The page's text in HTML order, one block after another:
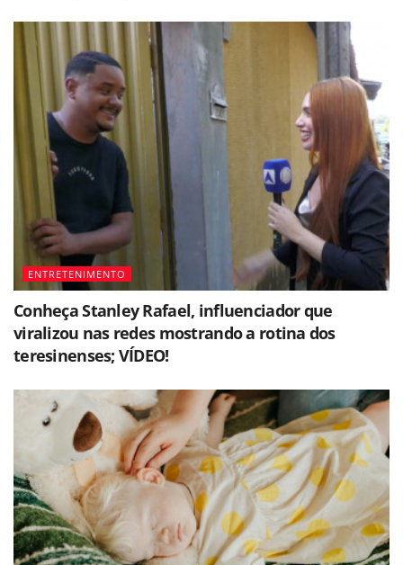
ENTRETENIMENTO
Conheça Stanley Rafael, influenciador que
viralizou nas redes mostrando a rotina dos
teresinenses; VÍDEO!